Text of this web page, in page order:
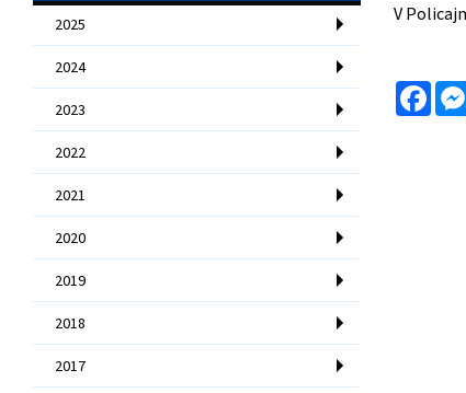
2025
2024
2023
2022
2021
2020
2019
2018
2017
V